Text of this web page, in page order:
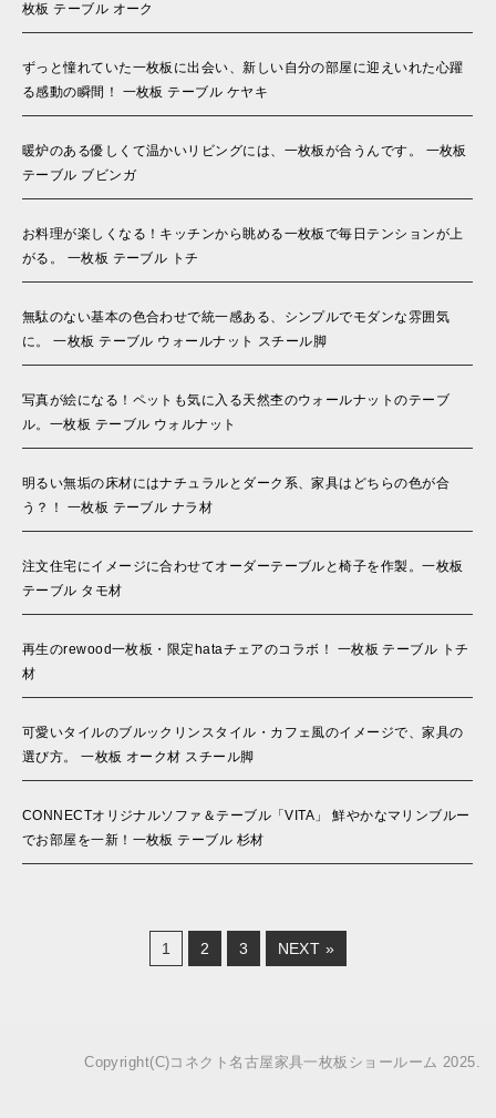
枚板 テーブル オーク
ずっと憧れていた一枚板に出会い、新しい自分の部屋に迎えいれた心躍
る感動の瞬間！ 一枚板 テーブル ケヤキ
暖炉のある優しくて温かいリビングには、一枚板が合うんです。 一枚板
テーブル ブビンガ
お料理が楽しくなる！キッチンから眺める一枚板で毎日テンションが上
がる。 一枚板 テーブル トチ
無駄のない基本の色合わせで統一感ある、シンプルでモダンな雰囲気
に。 一枚板 テーブル ウォールナット スチール脚
写真が絵になる！ペットも気に入る天然杢のウォールナットのテーブ
ル。一枚板 テーブル ウォルナット
明るい無垢の床材にはナチュラルとダーク系、家具はどちらの色が合
う？！ 一枚板 テーブル ナラ材
注文住宅にイメージに合わせてオーダーテーブルと椅子を作製。一枚板
テーブル タモ材
再生のrewood一枚板・限定hataチェアのコラボ！ 一枚板 テーブル トチ
材
可愛いタイルのブルックリンスタイル・カフェ風のイメージで、家具の
選び方。 一枚板 オーク材 スチール脚
CONNECTオリジナルソファ＆テーブル「VITA」 鮮やかなマリンブルー
でお部屋を一新！一枚板 テーブル 杉材
1 2 3 NEXT »
Copyright(C)コネクト名古屋家具一枚板ショールーム 2025.